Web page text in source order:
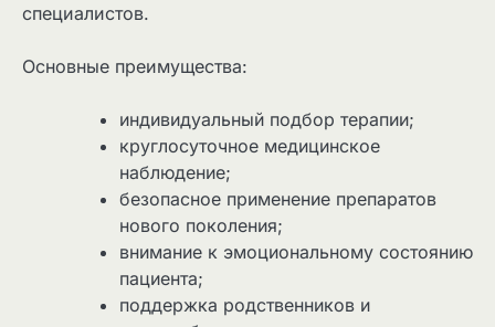
специалистов.
Основные преимущества:
индивидуальный подбор терапии;
круглосуточное медицинское
наблюдение;
безопасное применение препаратов
нового поколения;
внимание к эмоциональному состоянию
пациента;
поддержка родственников и